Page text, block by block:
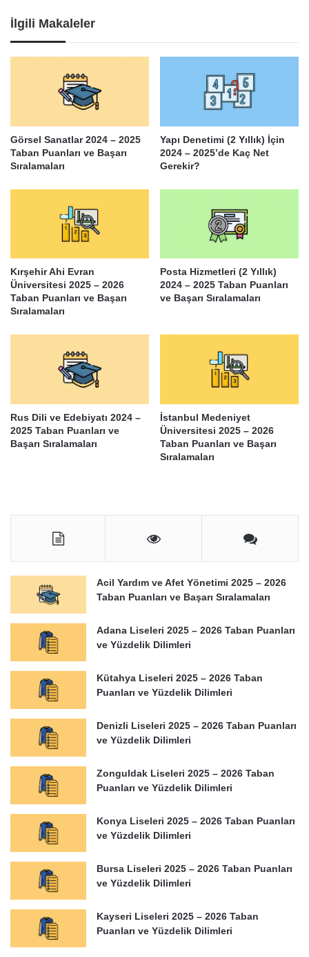
İlgili Makaleler
Görsel Sanatlar 2024 – 2025
Taban Puanları ve Başarı
Sıralamaları
Yapı Denetimi (2 Yıllık) İçin
2024 – 2025’de Kaç Net
Gerekir?
Kırşehir Ahi Evran
Üniversitesi 2025 – 2026
Taban Puanları ve Başarı
Sıralamaları
Posta Hizmetleri (2 Yıllık)
2024 – 2025 Taban Puanları
ve Başarı Sıralamaları
Rus Dili ve Edebiyatı 2024 –
2025 Taban Puanları ve
Başarı Sıralamaları
İstanbul Medeniyet
Üniversitesi 2025 – 2026
Taban Puanları ve Başarı
Sıralamaları
Acil Yardım ve Afet Yönetimi 2025 – 2026
Taban Puanları ve Başarı Sıralamaları
Adana Liseleri 2025 – 2026 Taban Puanları
ve Yüzdelik Dilimleri
Kütahya Liseleri 2025 – 2026 Taban
Puanları ve Yüzdelik Dilimleri
Denizli Liseleri 2025 – 2026 Taban Puanları
ve Yüzdelik Dilimleri
Zonguldak Liseleri 2025 – 2026 Taban
Puanları ve Yüzdelik Dilimleri
Konya Liseleri 2025 – 2026 Taban Puanları
ve Yüzdelik Dilimleri
Bursa Liseleri 2025 – 2026 Taban Puanları
ve Yüzdelik Dilimleri
Kayseri Liseleri 2025 – 2026 Taban
Puanları ve Yüzdelik Dilimleri